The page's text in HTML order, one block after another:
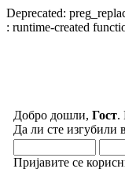
Deprecated:
: runtime-created
Добро дошли, Гост.
Да ли сте изгубили
Пријавите се